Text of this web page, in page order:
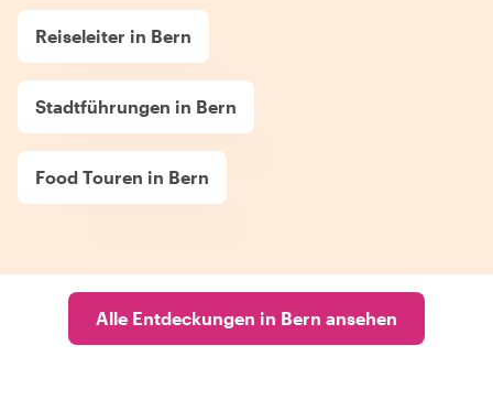
Reiseleiter in Bern
Stadtführungen in Bern
Food Touren in Bern
Alle Entdeckungen in Bern ansehen